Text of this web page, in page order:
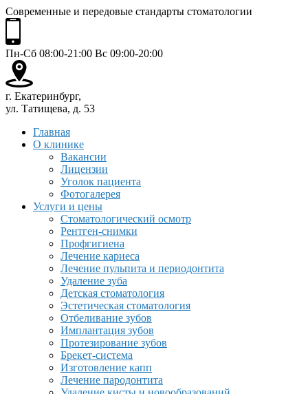
Современные и передовые стандарты стоматологии
Пн-Сб 08:00-21:00 Вс 09:00-20:00
г. Екатеринбург,
ул. Татищева, д. 53
Главная
О клинике
Вакансии
Лицензии
Уголок пациента
Фотогалерея
Услуги и цены
Стоматологический осмотр
Рентген-снимки
Профгигиена
Лечение кариеса
Лечение пульпита и периодонтита
Удаление зуба
Детская стоматология
Эстетическая стоматология
Отбеливание зубов
Имплантация зубов
Протезирование зубов
Брекет-система
Изготовление капп
Лечение пародонтита